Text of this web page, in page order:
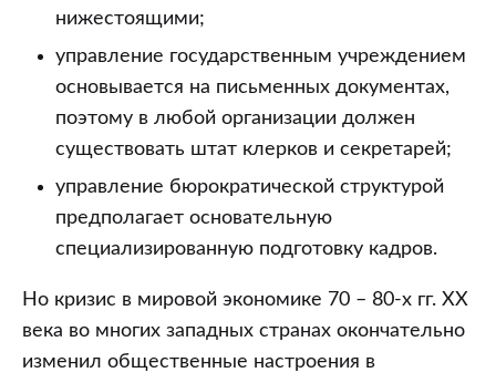
нижестоящими;
управление государственным учреждением
основывается на письменных документах,
поэтому в любой организации должен
существовать штат клерков и секретарей;
управление бюрократической структурой
предполагает основательную
специализированную подготовку кадров.
Но кризис в мировой экономике 70 – 80-х гг. XX
века во многих западных странах окончательно
изменил общественные настроения в